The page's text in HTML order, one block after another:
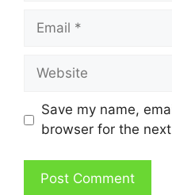
Email
Website
Save my name,
browser for the